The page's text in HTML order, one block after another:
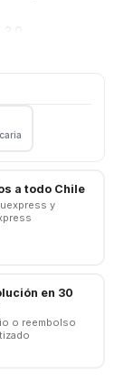
de altura
como
con Mini
a todo Chile
y
en 30
o reembolso